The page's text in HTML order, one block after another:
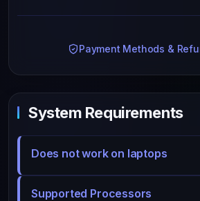
Payment Methods &
System Requirements
Does not work on laptops
Supported Processors